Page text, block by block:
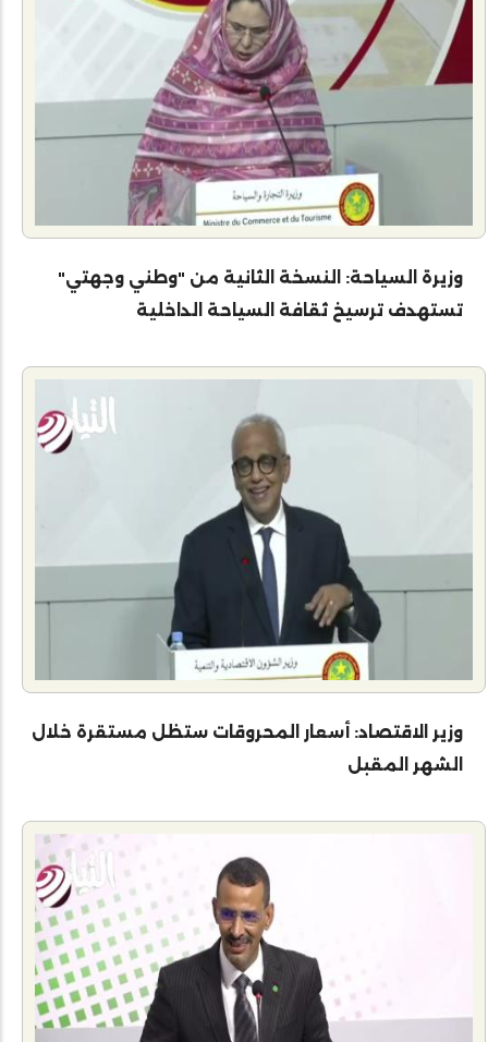
وزيرة السياحة: النسخة الثانية من "وطني وجهتي"
تستهدف ترسيخ ثقافة السياحة الداخلية
وزير الاقتصاد: أسعار المحروقات ستظل مستقرة خلال
الشهر المقبل